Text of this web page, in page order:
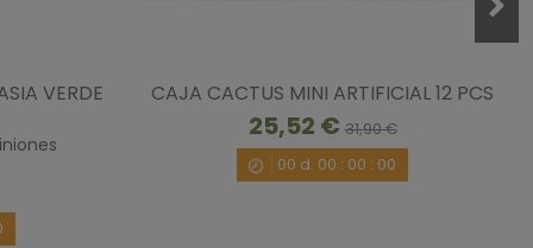
VERDE CAJA CACTUS MINI ARTIFICIAL 12 PCS
25,52 €31,90 €
00 d. 00 : 00 : 00